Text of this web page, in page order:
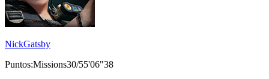
NickGatsby
Puntos:Missions30/55'06"38